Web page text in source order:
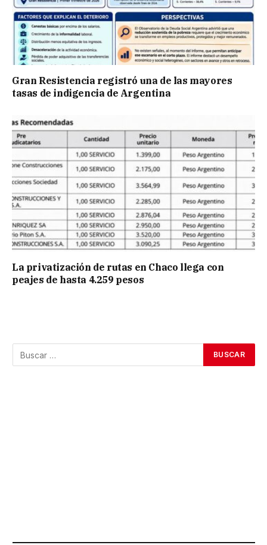
Gran Resistencia registró una de las mayores
tasas de indigencia de Argentina
La privatización de rutas en Chaco llega con
peajes de hasta 4.259 pesos